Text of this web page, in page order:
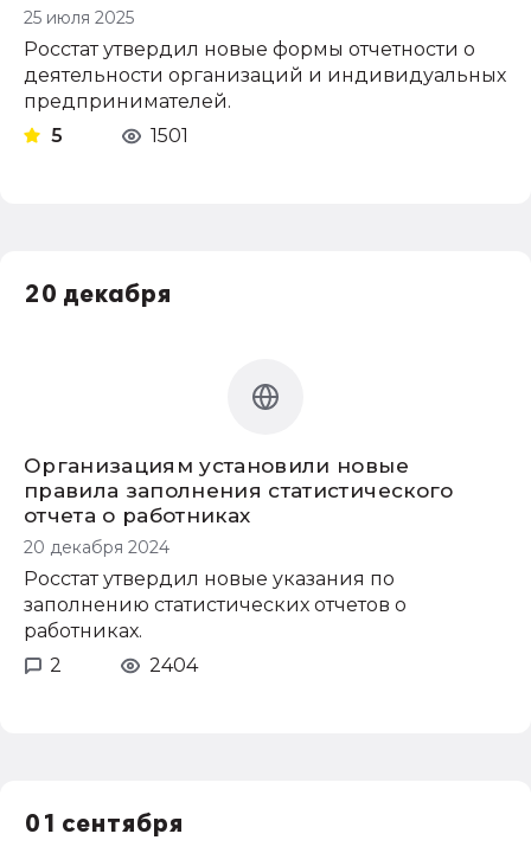
25 июля 2025
Росстат утвердил новые формы отчетности о
деятельности организаций и индивидуальных
предпринимателей.
5
1501
20 декабря
Организациям установили новые
правила заполнения статистического
отчета о работниках
20 декабря 2024
Росстат утвердил новые указания по
заполнению статистических отчетов о
работниках.
2
2404
01 сентября